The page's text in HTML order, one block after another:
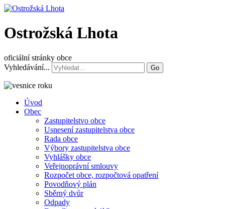
Ostrožská Lhota
oficiální stránky obce
Vyhledávání...
Go
Úvod
Obec
Zastupitelstvo obce
Usnesení zastupitelstva obce
Rada obce
Výbory zastupitelstva obce
Vyhlášky obce
Veřejnoprávní smlouvy
Rozpočet obce, rozpočtová opatření
Povodňový plán
Sběrný dvůr
Odpady